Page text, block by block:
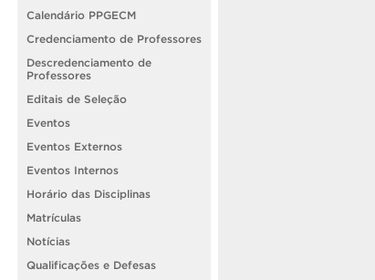
Calendário PPGECM
Credenciamento de Professores
Descredenciamento de
Professores
Editais de Seleção
Eventos
Eventos Externos
Eventos Internos
Horário das Disciplinas
Matrículas
Notícias
Qualificações e Defesas